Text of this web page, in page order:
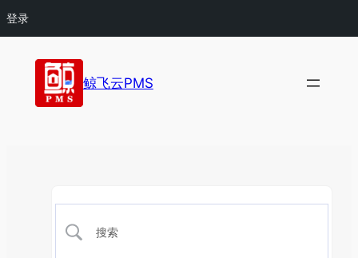
登录
鲸飞云PMS